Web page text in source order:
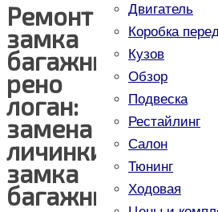
Ремонт
замка
багажника
рено
логан:
замена
личинки
замка
багажника
Двигатель
Коробка
Кузов
Обзор
Подвеска
Рестайлинг
Салон
Тюнинг
Ходовая